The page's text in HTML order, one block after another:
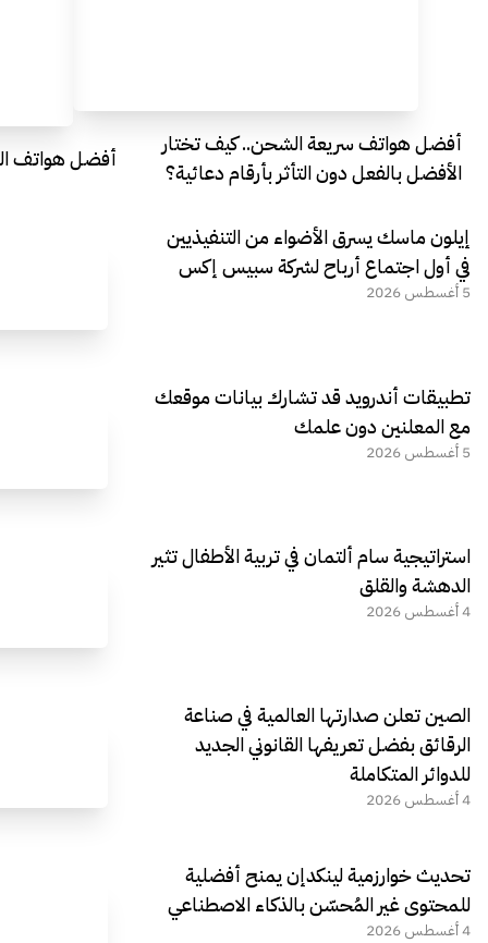
أفضل هواتف سريعة الشحن.. كيف تختار
الأفضل بالفعل دون التأثر بأرقام دعائية؟
أفضل هواتف
إيلون ماسك يسرق الأضواء من التنفيذيين
في أول اجتماع أرباح لشركة سبيس إكس
5 أغسطس 2026
تطبيقات أندرويد قد تشارك بيانات موقعك
مع المعلنين دون علمك
5 أغسطس 2026
استراتيجية سام ألتمان في تربية الأطفال تثير
الدهشة والقلق
4 أغسطس 2026
الصين تعلن صدارتها العالمية في صناعة
الرقائق بفضل تعريفها القانوني الجديد
للدوائر المتكاملة
4 أغسطس 2026
تحديث خوارزمية لينكدإن يمنح أفضلية
للمحتوى غير المُحسّن بالذكاء الاصطناعي
4 أغسطس 2026